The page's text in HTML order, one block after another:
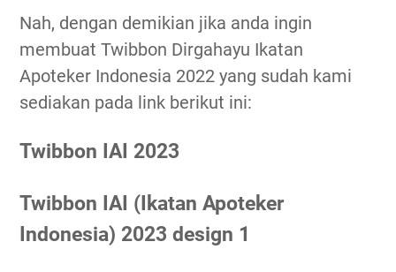
Nah, dengan demikian jika anda ingin
membuat Twibbon Dirgahayu Ikatan
Apoteker Indonesia 2022 yang sudah kami
sediakan pada link berikut ini:
Twibbon IAI 2023
Twibbon IAI (Ikatan Apoteker
Indonesia) 2023 design 1